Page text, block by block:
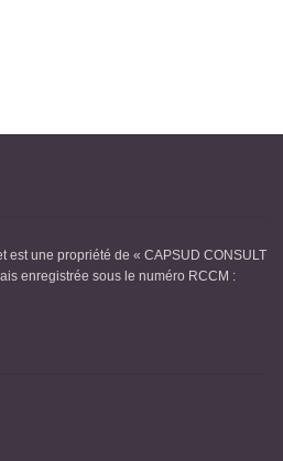
est une propriété de « CAPSUD CONSULT
enregistrée sous le numéro RCCM :